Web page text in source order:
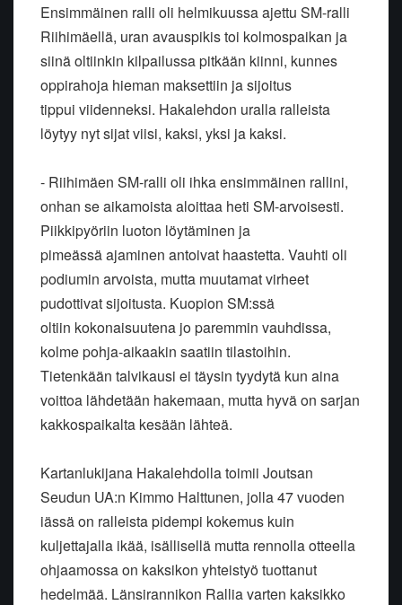
Ensimmäinen ralli oli helmikuussa ajettu SM-ralli
Riihimäellä, uran avauspikis toi kolmospaikan ja
siinä oltiinkin kilpailussa pitkään kiinni, kunnes
oppirahoja hieman maksettiin ja sijoitus
tippui viidenneksi. Hakalehdon uralla ralleista
löytyy nyt sijat viisi, kaksi, yksi ja kaksi.
- Riihimäen SM-ralli oli ihka ensimmäinen rallini,
onhan se aikamoistaaloittaa heti SM-arvoisesti.
Piikkipyöriin luoton löytäminen ja
pimeässäajaminen antoivat haastetta. Vauhti oli
podiumin arvoista, mutta muutamat virheet
pudottivat sijoitusta. Kuopion SM:ssä
oltiin kokonaisuutena jo paremmin vauhdissa,
kolme pohja-aikaakin saatiin tilastoihin.
Tietenkään talvikausi ei täysin tyydytä kun aina
voittoa lähdetään hakemaan, mutta hyvä on sarjan
kakkospaikalta kesään lähteä.
Kartanlukijana Hakalehdolla toimii Joutsan
Seudun UA:n Kimmo Halttunen, jolla 47 vuoden
iässä on ralleista pidempi kokemus kuin
kuljettajalla ikää, isällisellä mutta rennolla otteella
ohjaamossa on kaksikon yhteistyö tuottanut
hedelmää. Länsirannikon Rallia varten kaksikko